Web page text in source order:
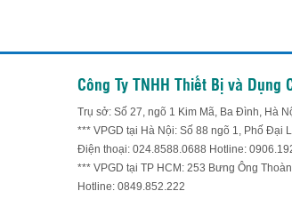
Công Ty TNHH Thiết Bị và Dụng
Trụ sở: Số 27, ngõ 1 Kim Mã, Ba Đình, Hà
*** VPGD tại Hà Nội: Số 88 ngõ 1, Phố Đại
Điện thoại: 024.8588.0688 Hotline:
*** VPGD tại TP HCM: 253 Bưng Ông
Hotline: 0849.852.222